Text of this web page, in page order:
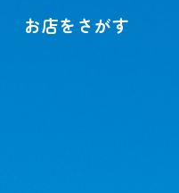
お店をさがす